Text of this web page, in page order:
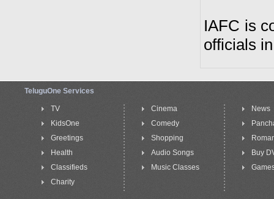
IAFC is
officials
TeluguOne Services
TV
KidsOne
Greetings
Health
Classifieds
Charity
Cinema
Comedy
Shopping
Audio Songs
Music Classes
News
Buy